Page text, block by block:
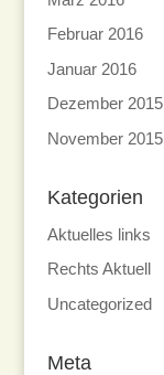
Februar 2016
Januar 2016
Dezember 2015
November 2015
Kategorien
Aktuelles links
Rechts Aktuell
Uncategorized
Meta